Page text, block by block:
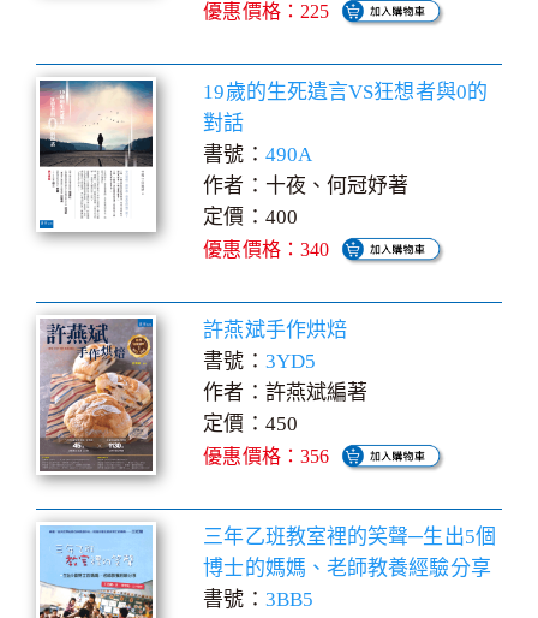
優惠價格：225
19歲的生死遺言VS狂想者與0的
對話
書號： 490A
作者：十夜、何冠妤著
定價：400
優惠價格：340
許燕斌手作烘焙
書號： 3YD5
作者：許燕斌編著
定價：450
優惠價格：356
三年乙班教室裡的笑聲─生出5個
博士的媽媽、老師教養經驗分享
書號： 3BB5